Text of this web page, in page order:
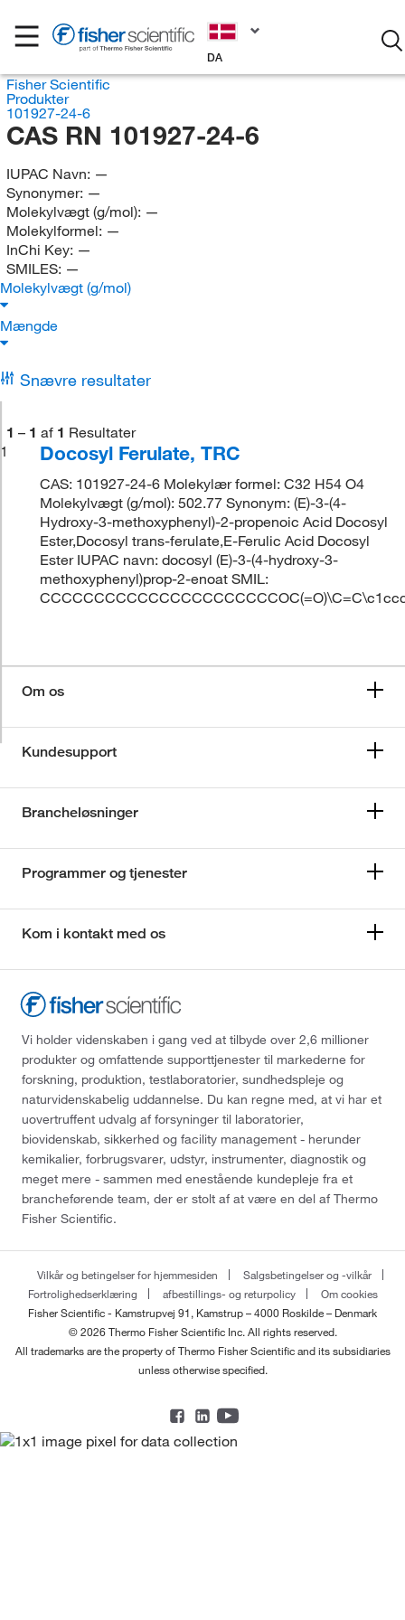
DA
Fisher Scientific
Produkter
101927-24-6
CAS RN 101927-24-6
IUPAC Navn: —
Synonymer: —
Molekylvægt (g/mol): —
Molekylformel: —
InChi Key: —
SMILES: —
Molekylvægt (g/mol)
Mængde
Snævre resultater
1 – 1 af 1 Resultater
1
Docosyl Ferulate, TRC
CAS: 101927-24-6 Molekylær formel: C32 H54 O4
Molekylvægt (g/mol): 502.77 Synonym: (E)-3-(4-
Hydroxy-3-methoxyphenyl)-2-propenoic Acid Docosyl
Ester,Docosyl trans-ferulate,E-Ferulic Acid Docosyl
Ester IUPAC navn: docosyl (E)-3-(4-hydroxy-3-
methoxyphenyl)prop-2-enoat SMIL:
Om os
Kundesupport
Brancheløsninger
Programmer og tjenester
Kom i kontakt med os
Vi holder videnskaben i gang ved at tilbyde over 2,6 millioner
produkter og omfattende supporttjenester til markederne for
forskning, produktion, testlaboratorier, sundhedspleje og
naturvidenskabelig uddannelse. Du kan regne med, at vi har et
uovertruffent udvalg af forsyninger til laboratorier,
biovidenskab, sikkerhed og facility management - herunder
kemikalier, forbrugsvarer, udstyr, instrumenter, diagnostik og
meget mere - sammen med enestående kundepleje fra et
brancheførende team, der er stolt af at være en del af Thermo
Fisher Scientific.
Vilkår og betingelser for hjemmesiden
Salgsbetingelser og -vilkår
Fortrolighedserklæring
afbestillings- og returpolicy
Om cookies
Fisher Scientific - Kamstrupvej 91, Kamstrup – 4000 Roskilde – Denmark
© 2026 Thermo Fisher Scientific Inc. All rights reserved.
All trademarks are the property of Thermo Fisher Scientific and its subsidiaries
unless otherwise specified.